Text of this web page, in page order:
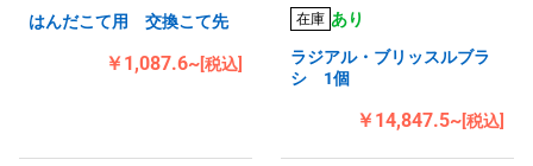
はんだこて用 交換こて先
￥1,087.6~[税込]
在庫 あり
ラジアル・ブリッスルブラ
シ 1個
￥14,847.5~[税込]